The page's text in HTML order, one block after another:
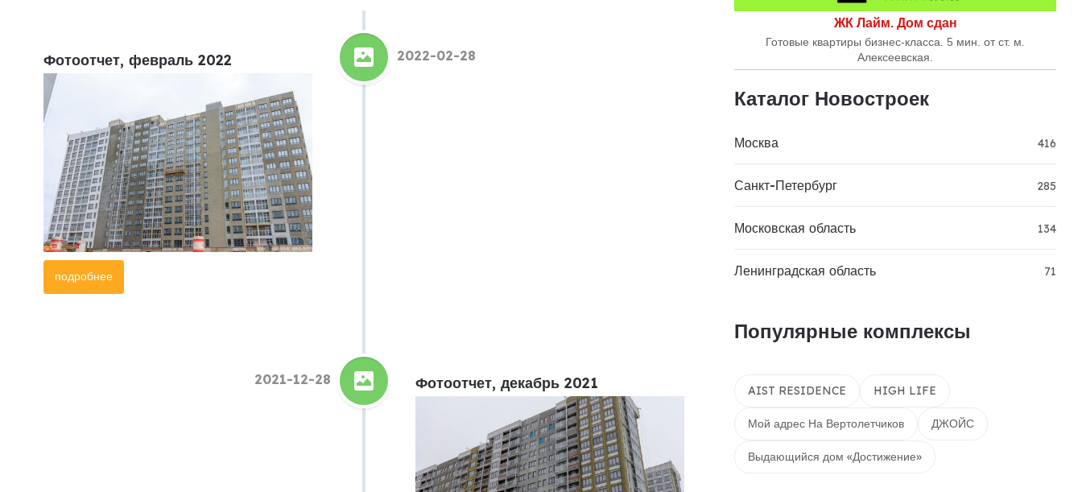
Фотоотчет, февраль 2022
подробнее
2022-02-28
Фотоотчет, декабрь 2021
2021-12-28
ЖК Лайм. Дом сдан
Готовые квартиры бизнес-класса. 5 мин. от ст. м.
Алексеевская.
Каталог Новостроек
Москва 416
Санкт-Петербург 285
Московская область 134
Ленинградская область 71
Популярные комплексы
AIST RESIDENCE HIGH LIFE
Мой адрес На Вертолетчиков ДЖОЙС
Выдающийся дом «Достижение»